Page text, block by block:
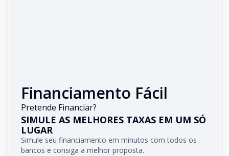
Financiamento Fácil
Pretende Financiar?
SIMULE AS MELHORES TAXAS EM UM SÓ
LUGAR
Simule seu financiamento em minutos com todos os
bancos e consiga a melhor proposta.